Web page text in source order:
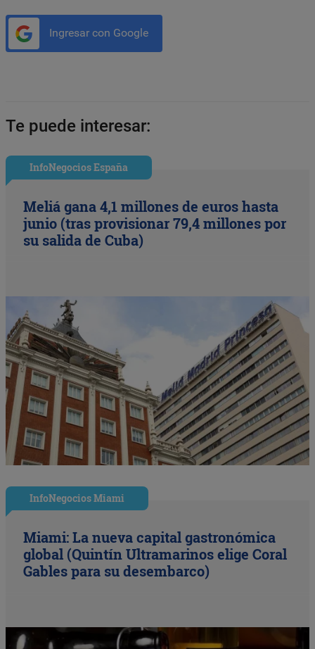
Ingresar con Google
Te puede interesar:
InfoNegocios España
Meliá gana 4,1 millones de euros hasta
junio (tras provisionar 79,4 millones por
su salida de Cuba)
InfoNegocios Miami
Miami: La nueva capital gastronómica
global (Quintín Ultramarinos elige Coral
Gables para su desembarco)